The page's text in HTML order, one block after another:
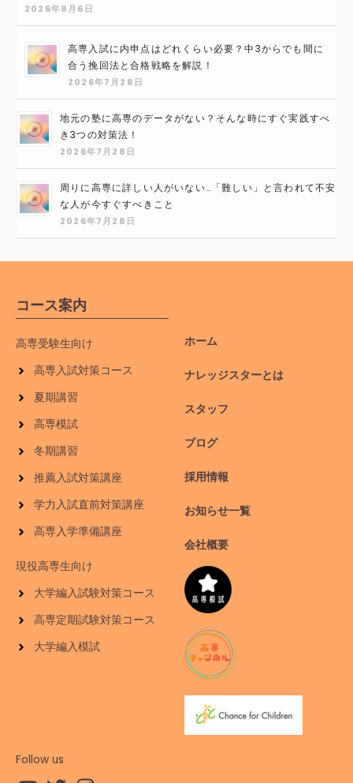
2026年8月6日
高専入試に内申点はどれくらい必要？中3からでも間に
合う挽回法と合格戦略を解説！
2026年7月28日
地元の塾に高専のデータがない？そんな時にすぐ実践すべ
き3つの対策法！
2026年7月28日
周りに高専に詳しい人がいない…「難しい」と言われて不安
な人が今すぐすべきこと
2026年7月28日
コース案内
高専受験生向け
高専入試対策コース
夏期講習
高専模試
冬期講習
推薦入試対策講座
学力入試直前対策講座
高専入学準備講座
現役高専生向け
大学編入試験対策コース
高専定期試験対策コース
大学編入模試
ホーム
ナレッジスターとは
スタッフ
ブログ
採用情報
お知らせ一覧
会社概要
Follow us